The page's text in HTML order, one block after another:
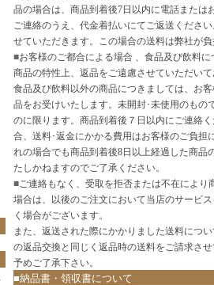
品の場合は、商品到着後7日以内に電話または
ご連絡のうえ、代金着払いにてご返送くださ
せていただきます。この場合の送料は弊社が
■お客様のご都合による場合 、食品及び飲料
商品の特性上、返品をご遠慮させていただい
食品及び飲料以外の商品につきましては、お
品をお受けいたします。未開封･未使用のもの
のに限ります。商品到着後７日以内にご連絡
合、送料･返金にかかる費用はお客様のご負担
れの場合でも商品到着後8日以上経過した商品
たしかねますのでご了承ください。
■ご連絡もなく、受取を拒否または不在により
場合は、以後のご注文において当店のサービ
く場合がございます。
また、返送された際にかかりました送料につ
の返品交換と同じく返品時の送料をご請求さ
予めご了承下さい。
■納品書・領収書について